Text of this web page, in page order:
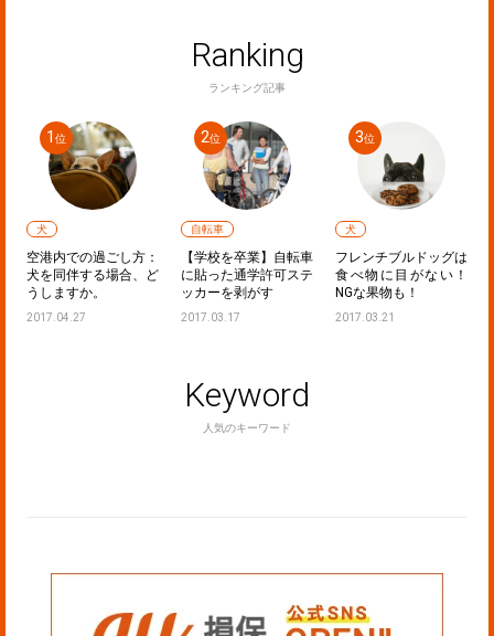
Ranking
ランキング記事
自転車
【学校を卒業】自転車
に貼った通学許可ステ
ッカーを剥がす
2017.03.17
犬
フレンチブルドッグは
食べ物に目がない！
NGな果物も！
2017.03.21
猫
【猫のしつけ】鳴き声
に困った際に確認した
いポイントと対策
2017.01.30
Keyword
人気のキーワード